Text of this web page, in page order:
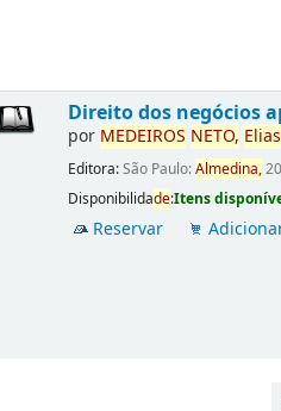
Direito dos negócios
por MEDEIROS NETO, Elias
Editora:São Paulo:Almedina,
Disponibilidade:Itens
Reservar